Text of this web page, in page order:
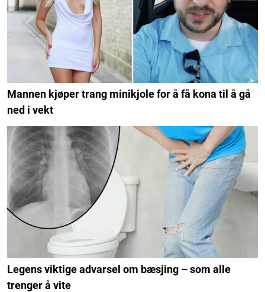
Mannen kjøper trang minikjole for å få kona til å gå
ned i vekt
Legens viktige advarsel om bæsjing – som alle
trenger å vite